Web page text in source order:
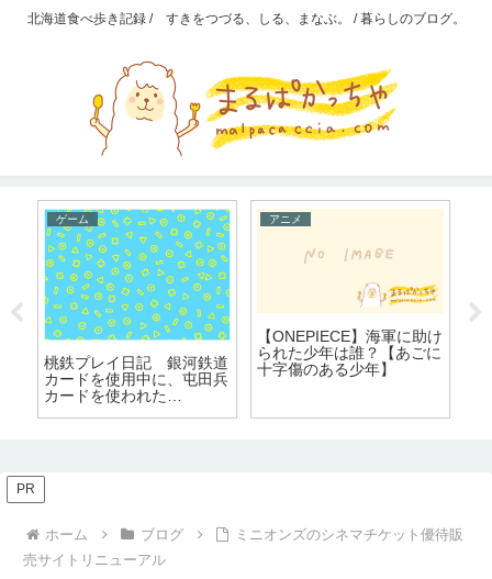
北海道食べ歩き記録 / すきをつづる、しる、まなぶ。 / 暮らしのブログ。
ゲーム
桃鉄プレイ日記 銀河鉄道
カードを使用中に、屯田兵
カードを使われた
アニメ
【ONEPIECE】海軍に助け
られた少年は誰？【あごに
十字傷のある少年】
PR
ホーム ブログ
ミニオンズのシネマチケット優待販
売サイトリニューアル